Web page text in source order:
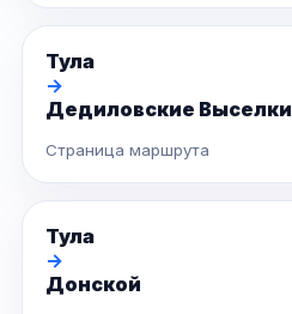
Тула
→
Дедиловские Выселки
Страница маршрута
Тула
→
Донской